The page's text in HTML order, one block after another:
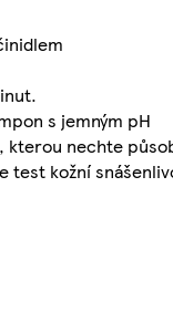
s jemným pH
kterou nechte
kožní